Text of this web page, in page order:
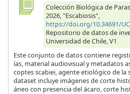
Colección Biológica de
2026, "Escabiosis",
https://doi.org/10.34691/
Repositorio de datos de
Universidad de Chile, V1
Este conjunto de datos contiene
ías, material audiovisual y metadatos
coptes scabiei, agente etiológico de la
dataset incluye imágenes de corte
áneo con presencia del ácaro, corte